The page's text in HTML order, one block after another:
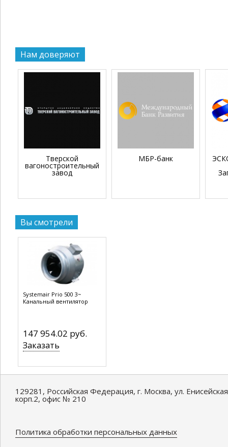
Нам доверяют
Тверской
вагоностроительный
завод
МБР-банк
Вы смотрели
Systemair Prio 500 3~
Канальный вентилятор
147 954.02 руб.
Заказать
129281, Российская Федерация, г. Москва, ул.
корп.2, офис № 210
Политика обработки персональных данных